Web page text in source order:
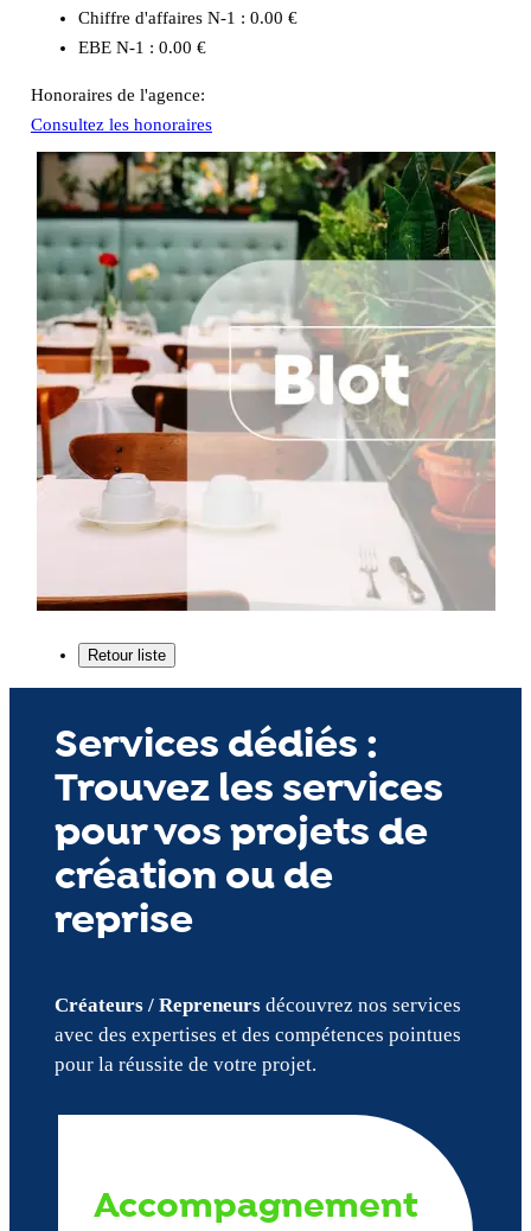
Chiffre d'affaires N-1 : 0.00 €
EBE N-1 : 0.00 €
Honoraires de l'agence:
Consultez les honoraires
Services dédiés :
Trouvez les services
pour vos projets de
création ou de
reprise
Créateurs / Repreneursdécouvrez nos services
avec des expertises et des compétences pointues
pour la réussite de votre projet.
Accompagnement